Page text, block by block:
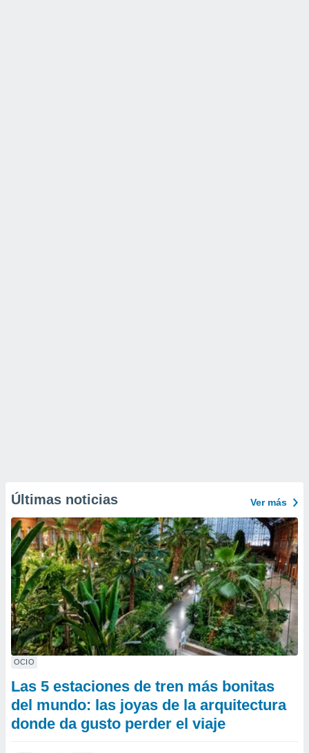
Últimas noticias Ver más
OCIO
Las 5 estaciones de tren más bonitas
del mundo: las joyas de la arquitectura
donde da gusto perder el viaje